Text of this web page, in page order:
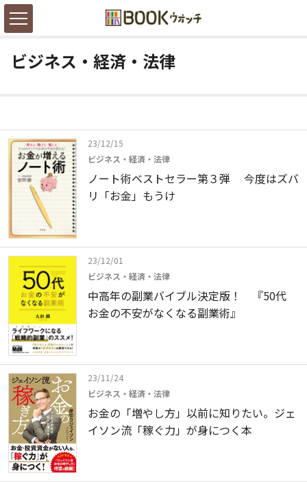
ビジネス・経済・法律
23/12/15
ビジネス・経済・法律
ノート術ベストセラー第３弾 今度はズバ
リ「お金」もうけ
23/12/01
ビジネス・経済・法律
中高年の副業バイブル決定版！ 『50代
お金の不安がなくなる副業術』
23/11/24
ビジネス・経済・法律
お金の「増やし方」以前に知りたい。ジェ
イソン流「稼ぐ力」が身につく本